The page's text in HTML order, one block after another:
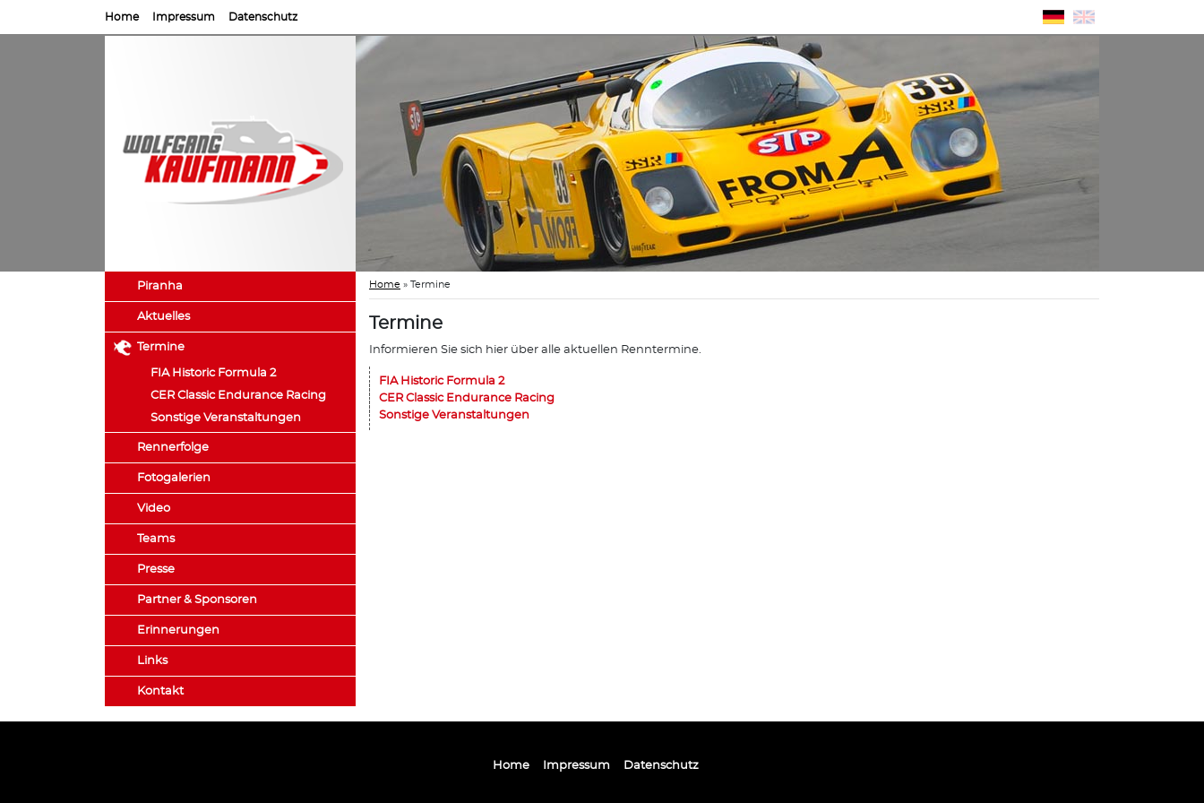
Home Impressum Datenschutz
Piranha
Aktuelles
Termine
FIA Historic Formula 2
CER Classic Endurance Racing
Sonstige Veranstaltungen
Rennerfolge
Fotogalerien
Video
Teams
Presse
Partner & Sponsoren
Erinnerungen
Links
Kontakt
Home » Termine
Termine
Informieren Sie sich hier über alle aktuellen Renntermine.
FIA Historic Formula 2
CER Classic Endurance Racing
Sonstige Veranstaltungen
Home Impressum Datenschutz